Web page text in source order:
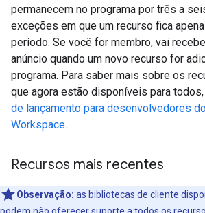
permanecem no programa por três a
exceções em que um recurso fica
período. Se você for membro, vai
anúncio quando um novo recurso for
programa. Para saber mais sobre os
que agora estão disponíveis para
de lançamento para desenvolvedores
Workspace.
Recursos mais recentes
Observação: as bibliotecas de cliente